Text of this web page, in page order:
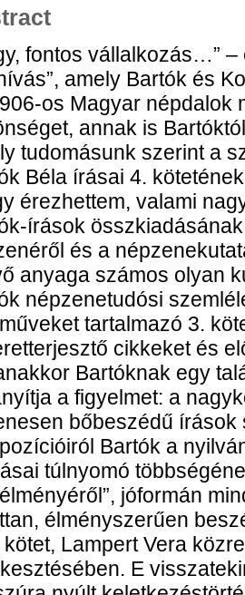
fontos vállalkozás…”
amely Bartók és
os Magyar népdalok
annak is
tudomásunk szerint a
Béla írásai 4.
érezhettem, valami
írások
és a
anyaga számos olyan
népzenetudósi
tartalmazó 3.
cikkeket és
Bartóknak egy
a figyelmet: a
bőbeszédű
Bartók a
túlnyomó
jóformán
élményszerűen
kötet, Lampert Vera
E